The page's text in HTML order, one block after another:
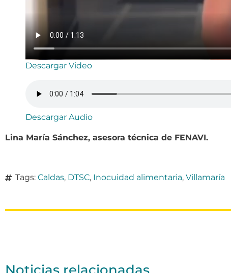
Descargar Video
Descargar Audio
Lina María Sánchez, asesora técnica de FENAVI.
Tags: Caldas, DTSC, Inocuidad alimentaria, Villamaría